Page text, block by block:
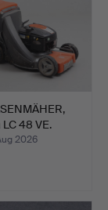
48 VE.
2026